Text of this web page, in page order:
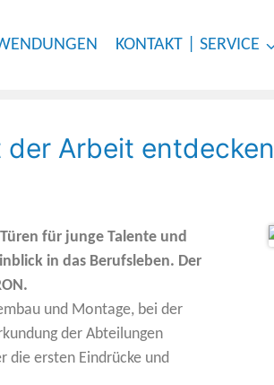
KONTAKT | SERVICE
Arbeit entdecken
für junge Talente und
in das Berufsleben. Der
und Montage, bei der
der Abteilungen
die ersten Eindrücke und